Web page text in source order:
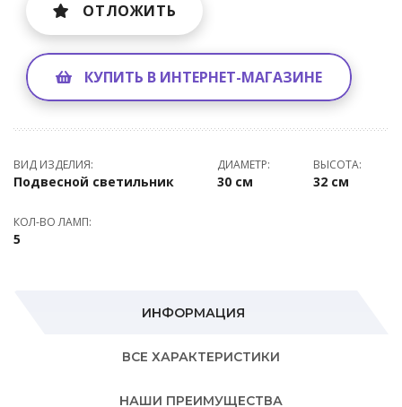
ОТЛОЖИТЬ
КУПИТЬ В ИНТЕРНЕТ-МАГАЗИНЕ
ВИД ИЗДЕЛИЯ:
Подвесной светильник
ДИАМЕТР:
30 см
ВЫСОТА:
32 см
КОЛ-ВО ЛАМП:
5
ИНФОРМАЦИЯ
ВСЕ ХАРАКТЕРИСТИКИ
НАШИ ПРЕИМУЩЕСТВА